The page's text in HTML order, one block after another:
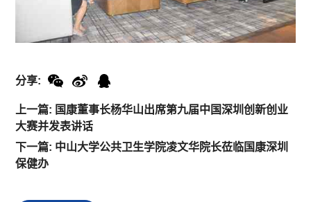
上一篇: 国康董事长杨华山出席第九届中国深圳创新创业
大赛并发表讲话
下一篇: 中山大学公共卫生学院凌文华院长莅临国康深圳
保健办
分享: